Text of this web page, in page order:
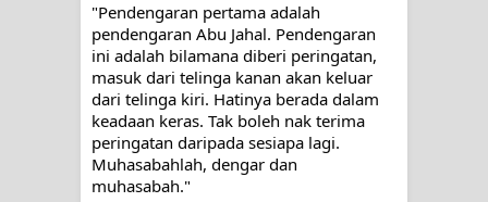
MUKASYAFAH MENURUT AHL AL-
SUNNAH WAL JAMA'AH: BUKAN
MENGENAL DIRI
"Pendengaran pertama adalah
pendengaran Abu Jahal. Pendengaran
ini adalah bilamana diberi peringatan,
masuk dari telinga kanan akan keluar
dari telinga kiri. Hatinya berada dalam
keadaan keras. Tak boleh nak terima
peringatan daripada sesiapa lagi.
Muhasabahlah, dengar dan
muhasabah."